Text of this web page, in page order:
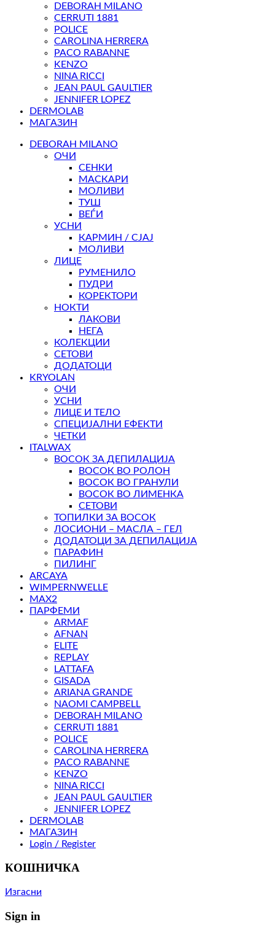
DEBORAH MILANO
CERRUTI 1881
POLICE
CAROLINA HERRERA
PACO RABANNE
KENZO
NINA RICCI
JEAN PAUL GAULTIER
JENNIFER LOPEZ
DERMOLAB
МАГАЗИН
DEBORAH MILANO
ОЧИ
СЕНКИ
МАСКАРИ
МОЛИВИ
ТУШ
ВЕЃИ
УСНИ
КАРМИН / СЈАЈ
МОЛИВИ
ЛИЦЕ
РУМЕНИЛО
ПУДРИ
КОРЕКТОРИ
НОКТИ
ЛАКОВИ
НЕГА
КОЛЕКЦИИ
СЕТОВИ
ДОДАТОЦИ
KRYOLAN
ОЧИ
УСНИ
ЛИЦЕ И ТЕЛО
СПЕЦИЈАЛНИ ЕФЕКТИ
ЧЕТКИ
ITALWAX
ВОСОК ЗА ДЕПИЛАЦИЈА
ВОСОК ВО РОЛОН
ВОСОК ВО ГРАНУЛИ
ВОСОК ВО ЛИМЕНКА
СЕТОВИ
ТОПИЛКИ ЗА ВОСОК
ЛОСИОНИ – МАСЛА – ГЕЛ
ДОДАТОЦИ ЗА ДЕПИЛАЦИЈА
ПАРАФИН
ПИЛИНГ
ARCAYA
WIMPERNWELLE
MAX2
ПАРФЕМИ
ARMAF
AFNAN
ELITE
REPLAY
LATTAFA
GISADA
ARIANA GRANDE
NAOMI CAMPBELL
DEBORAH MILANO
CERRUTI 1881
POLICE
CAROLINA HERRERA
PACO RABANNE
KENZO
NINA RICCI
JEAN PAUL GAULTIER
JENNIFER LOPEZ
DERMOLAB
МАГАЗИН
Login / Register
КОШНИЧКА
Изгасни
Sign in